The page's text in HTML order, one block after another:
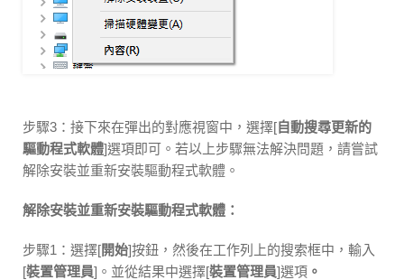
步驟3：接下來在彈出的對應視窗中，選擇[自動搜尋更新的
驅動程式軟體]選項即可。若以上步驟無法解決問題，請嘗試
解除安裝並重新安裝驅動程式軟體。
解除安裝並重新安裝驅動程式軟體：
步驟1：選擇[開始]按鈕，然後在工作列上的搜索框中，輸入
[裝置管理員]。並從結果中選擇[裝置管理員]選項 。